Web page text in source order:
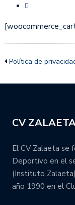
Política de
CV
El CV Zalaeta se
Deportivo en el
(Instituto
año 1990 en el